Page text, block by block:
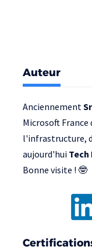
Auteur
Anciennement
Microsoft France
l'infrastructure,
aujourd'hui Tech
Bonne visite ! 🤓